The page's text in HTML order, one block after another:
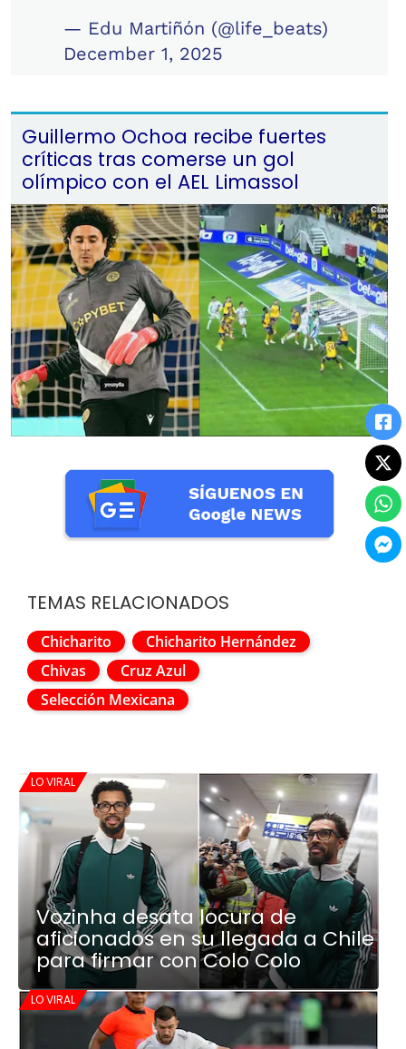
— Edu Martiñón (@life_beats)
December 1, 2025
Guillermo Ochoa recibe fuertes
críticas tras comerse un gol
olímpico con el AEL Limassol
TEMAS RELACIONADOS
Chicharito
Chicharito Hernández
Chivas
Cruz Azul
Selección Mexicana
LO VIRAL
Vozinha desata locura de
aficionados en su llegada a Chile
para firmar con Colo Colo
LO VIRAL